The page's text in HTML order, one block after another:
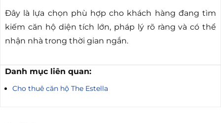
Đây là lựa chọn phù hợp cho khách hàng đang tìm
kiếm căn hộ diện tích lớn, pháp lý rõ ràng và có thể
nhận nhà trong thời gian ngắn.
Danh mục liên quan:
Cho thuê căn hộ The Estella